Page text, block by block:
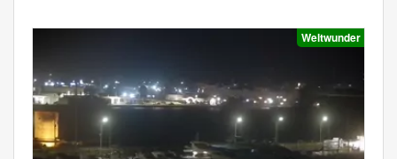
Weltwunder